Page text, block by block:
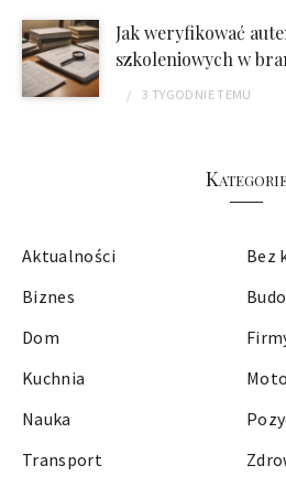
Jak weryfikować
szkoleniowych w
3 TYGODNIE TEMU
Aktualności
Bez
Biznes
Dom
Kuchnia
Nauka
Transport